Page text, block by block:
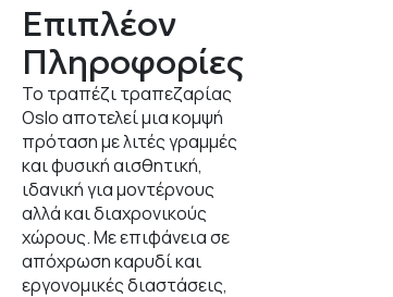
Επιπλέον
Πληροφορίες
Το τραπέζι τραπεζαρίας
Oslo αποτελεί μια κομψή
πρόταση με λιτές γραμμές
και φυσική αισθητική,
ιδανική για μοντέρνους
αλλά και διαχρονικούς
χώρους. Με επιφάνεια σε
απόχρωση καρυδί και
εργονομικές διαστάσεις,